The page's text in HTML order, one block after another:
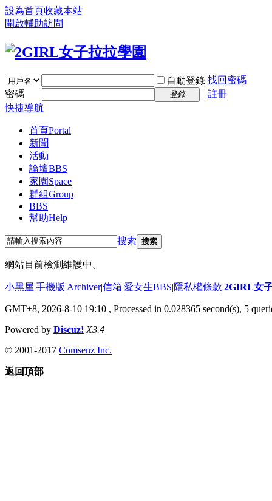
設為首頁收藏本站
開啟輔助訪問
自動登錄 找回密碼
密碼
登錄
註冊
快捷導航
首頁Portal
新聞
活動
論壇BBS
家園 Space
群組Group
BBS
幫助Help
搜索 搜索
網站目前檢測維護中。
小黑屋|手機版|Archiver|信箱|愛女生BBS|隱私權條款|2GIRL女
GMT+8, 2026-8-10 19:10 , Processed in 0.028365 second(s), 5
Powered by Discuz! X3.4
© 2001-2017 Comsenz Inc.
返回頂部